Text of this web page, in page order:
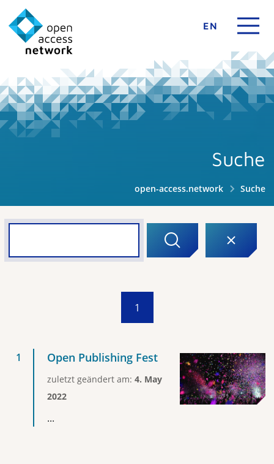
EN
Suche
open-access.network Suche
1
Open Publishing Fest
zuletzt geändert am: 4. May
2022
...